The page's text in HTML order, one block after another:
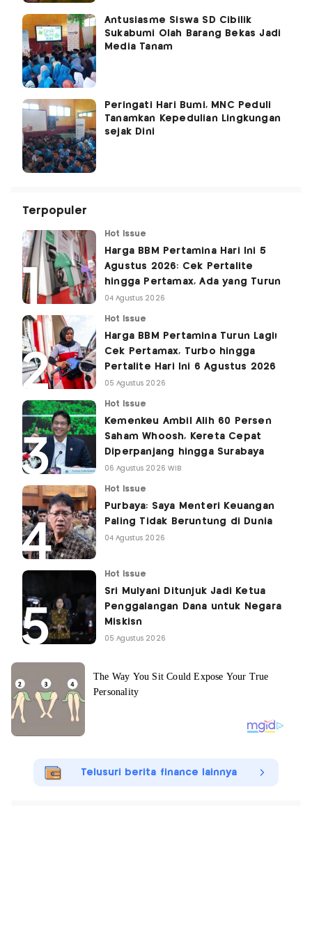
Antusiasme Siswa SD Cibilik
Sukabumi Olah Barang Bekas Jadi
Media Tanam
Peringati Hari Bumi, MNC Peduli
Tanamkan Kepedulian Lingkungan
sejak Dini
Terpopuler
Hot Issue
Harga BBM Pertamina Hari Ini 5
Agustus 2026: Cek Pertalite
hingga Pertamax, Ada yang Turun
04 Agustus 2026
Hot Issue
Harga BBM Pertamina Turun Lagi!
Cek Pertamax, Turbo hingga
Pertalite Hari Ini 6 Agustus 2026
05 Agustus 2026
Hot Issue
Kemenkeu Ambil Alih 60 Persen
Saham Whoosh, Kereta Cepat
Diperpanjang hingga Surabaya
06 Agustus 2026 WIB
Hot Issue
Purbaya: Saya Menteri Keuangan
Paling Tidak Beruntung di Dunia
04 Agustus 2026
Hot Issue
Sri Mulyani Ditunjuk Jadi Ketua
Penggalangan Dana untuk Negara
Miskisn
05 Agustus 2026
Telusuri berita finance lainnya